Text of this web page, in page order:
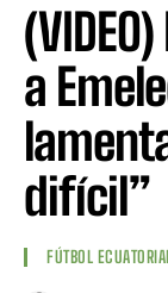
a
difícil”
FÚTBOL